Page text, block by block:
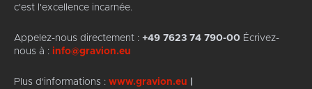
c'est l'excellence incarnée.
Appelez-nous directement : +49 7623 74 790-00 Écrivez-
nous à : info@gravion.eu
Plus d'informations : www.gravion.eu